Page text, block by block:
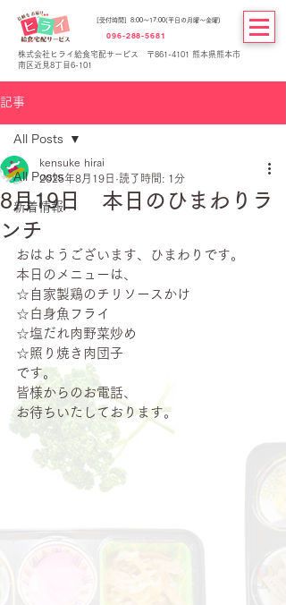
[受付時間] 8:00～17:00(平日の月曜～金曜)
096-288-5681
株式会社ヒライ給食宅配サービス 〒861-4101 熊本県熊本市
南区近見8丁目6-101
記事
All Posts
新着情報
All Posts
8月19日 本日のひまわりラ
ンチ
kensuke hirai
2025年8月19日 読了時間: 1分
おはようございます、ひまわりです。
本日のメニューは、
☆自家製鶏のチリソースかけ
☆白身魚フライ
☆塩だれ肉野菜炒め
☆照り焼き肉団子
です。
皆様からのお電話、
お待ちいたしております。